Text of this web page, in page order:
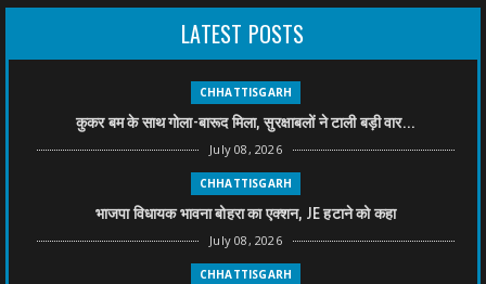
LATEST POSTS
CHHATTISGARH
कुकर बम के साथ गोला-बारूद मिला, सुरक्षाबलों ने टाली बड़ी वार...
July 08, 2026
CHHATTISGARH
भाजपा विधायक भावना बोहरा का एक्शन, JE हटाने को कहा
July 08, 2026
CHHATTISGARH